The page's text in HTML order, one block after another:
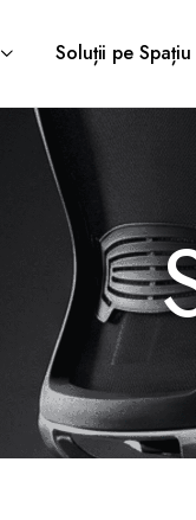
Soluții pe Spațiu